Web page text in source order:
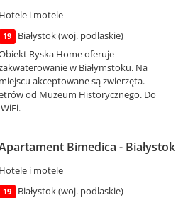
Hotele i motele
19
Białystok (woj. podlaskie)
Ryska Home oferuje
w Białymstoku. Na
miejscu akceptowane są zwierzęta.
od Muzeum Historycznego. Do
Bimedica - Białystok
Hotele i motele
19 Białystok (woj. podlaskie)